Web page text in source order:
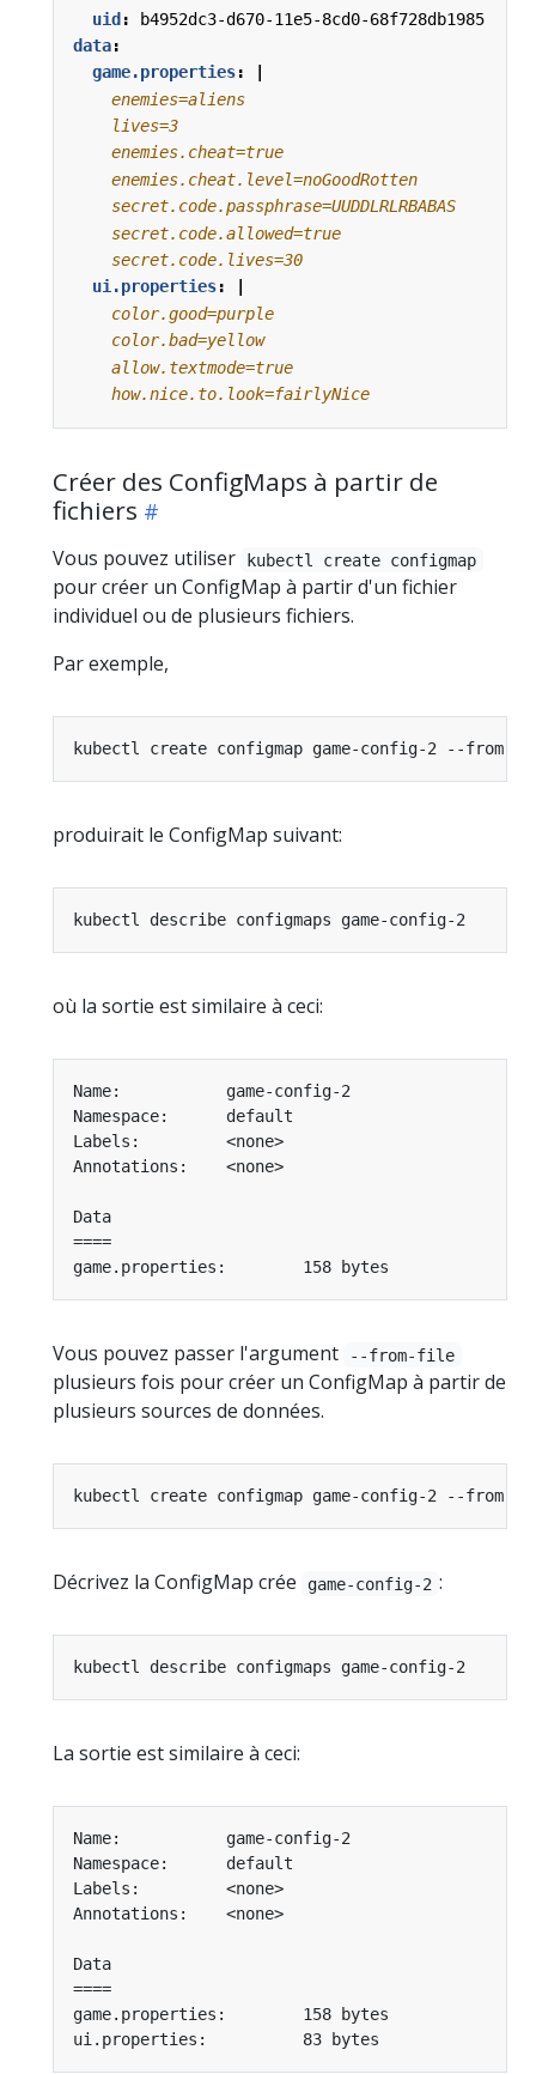
uid:
b4952dc3-d670-11e5-8cd0-68f728db1985
data:
game.properties:
    secret.code.lives=30
ui.properties:
    how.nice.to.look=fairlyNice
Créer des ConfigMaps à partir de
fichiers
Vous pouvez utiliser kubectl create configmap
pour créer un ConfigMap à partir d'un fichier
individuel ou de plusieurs fichiers.
Par exemple,
kubectl create configmap game-config-2 --from-
produirait le ConfigMap suivant:
où la sortie est similaire à ceci:
Vous pouvez passer l'argument --from-file
plusieurs fois pour créer un ConfigMap à partir de
plusieurs sources de données.
kubectl create configmap game-config-2 --from-
Décrivez la ConfigMap crée game-config-2 :
La sortie est similaire à ceci: